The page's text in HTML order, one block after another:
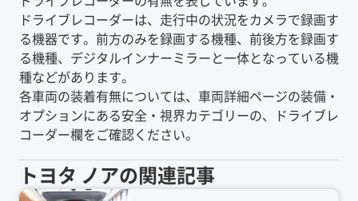
ドライブレコーダーは、走行中の状況をカメラで録画す
る機器です。前方のみを録画する機種、前後方を録画す
る機種、デジタルインナーミラーと一体となっている機
種などがあります。
各車両の装着有無については、車両詳細ページの装備・
オプションにある安全・視界カテゴリーの、ドライブレ
コーダー欄をご確認ください。
トヨタ ノアの関連記事